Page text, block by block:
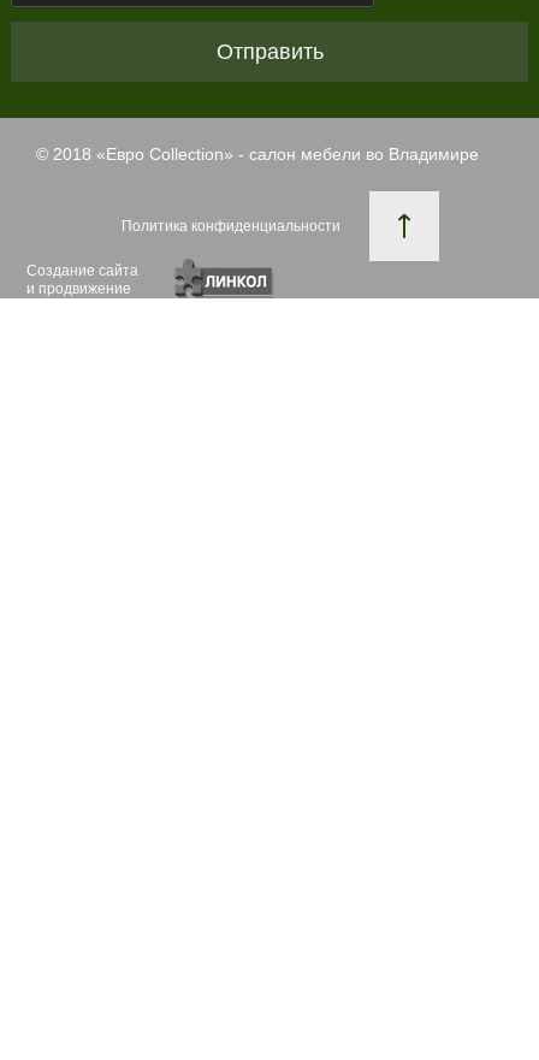
Отправить
© 2018 «Евро Collection» - салон мебели во Владимире
Политика конфиденциальности
Создание сайта
и продвижение